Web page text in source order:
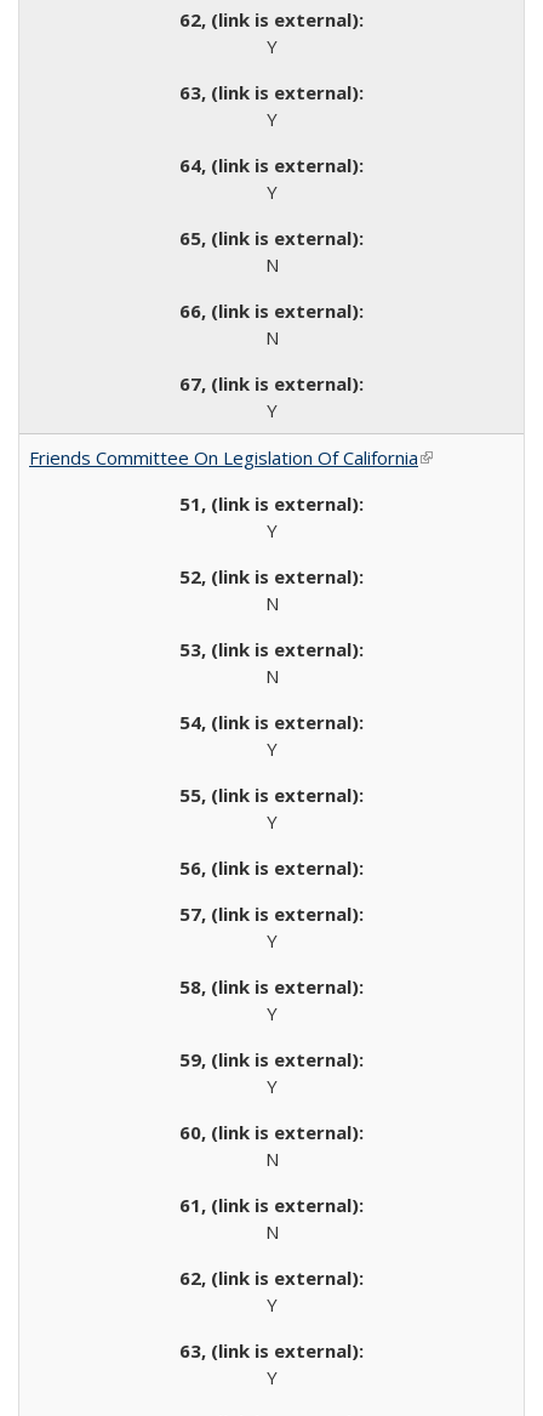
Y
Y
Y
N
N
Y
Friends Committee On Legislation Of California(link is
Y
N
N
Y
Y
Y
Y
Y
N
N
Y
Y